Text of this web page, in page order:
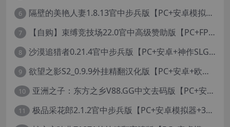
6 隔壁的美艳人妻1.8.13官中步兵版【PC+安卓模拟器+亚洲SLG/国风精品+存档】/The Wife Next Door【13G】
7 【自购】束缚竞技场22.0官中高级赞助版【PC+FPS枪战射击/ACT动作/捏人/团队】/Bondage Arena Premium【43.7G】
8 沙漠追猎者0.21.4官中步兵版【PC+安卓+神作SLG/沙盒+画廊全开】/沙漠潜行者/沉沙猎手/Desert Stalker【9.56G】
9 欲望之影S2_0.9.9外挂精翻汉化版【PC+安卓+欧美精品RPG/步兵/沙盒/媚黑/绿帽NTR】/Shadows of Desire【19.2G】
10 亚洲之子：东方之乡V88.GG中文去码版【PC+安卓模拟器+亚洲风QSP/真人SLG/更新/MOD整合版/作者版】/SOA就是个混蛋/【93G】
11 极品采花郎2.1.2官中步兵版【PC+安卓模拟器+3D互动SLG/亚洲/国风+金手指+真全CG存档】/Romantic Escapades【8.3G】